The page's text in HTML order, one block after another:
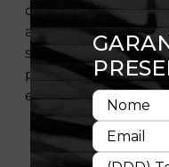
cenário mundial,
acabamento
snapback para
peça essencial que
estilo e a